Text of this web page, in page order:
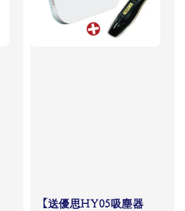
【送優思HY05吸塵器